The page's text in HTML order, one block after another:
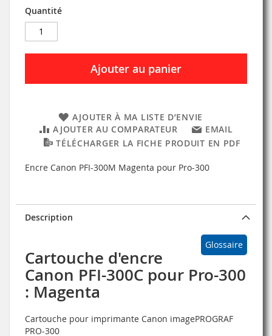
Quantité
Ajouter au panier
AJOUTER À MA LISTE D’ENVIE
AJOUTER AU COMPARATEUR
EMAIL
TÉLÉCHARGER LA FICHE PRODUIT EN PDF
Encre Canon PFI-300M Magenta pour Pro-300
Description
Glossaire
Cartouche d'encre
Canon PFI-300C pour Pro-300
: Magenta
Cartouche pour imprimante Canon imagePROGRAF
PRO-300